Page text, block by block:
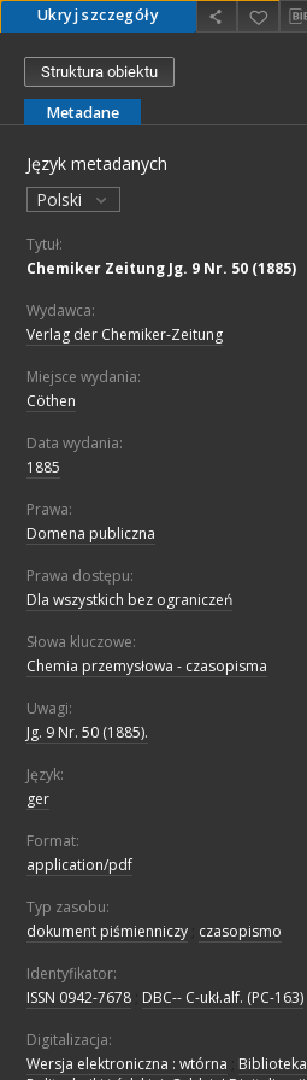
Ukryj szczegóły
Struktura obiektu
Metadane
Język metadanych
Polski
Tytuł:
Chemiker Zeitung Jg. 9 Nr. 50 (1885)
Wydawca:
Verlag der Chemiker-Zeitung
Miejsce wydania:
Cöthen
Data wydania:
1885
Prawa:
Domena publiczna
Prawa dostępu:
Dla wszystkich bez ograniczeń
Słowa kluczowe:
Chemia przemysłowa - czasopisma
Uwagi:
Jg. 9 Nr. 50 (1885).
Język:
ger
Format:
application/pdf
Typ zasobu:
dokument piśmienniczy czasopismo
Identyfikator:
ISSN 0942-7678 DBC-- C-ukł.alf. (PC-163)
Digitalizacja:
Wersja elektroniczna : wtórna
Biblioteka